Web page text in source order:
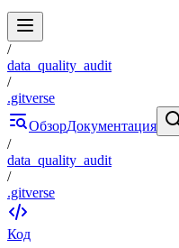
/
data_quality_audit
/
.gitverse
ОбзорДокументация
/
data_quality_audit
/
.gitverse
Код